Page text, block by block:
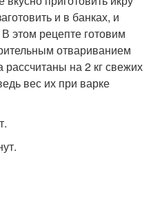
и в банках, и
этом рецепте готовим
отвариванием
на 2 кг свежих
вес их при варке